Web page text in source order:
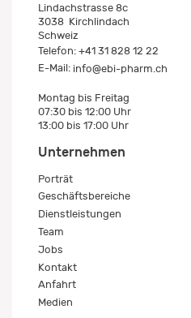
Lindachstrasse 8c
3038 Kirchlindach
Schweiz
Telefon: +41 31 828 12 22
E-Mail: info@ebi-pharm.ch
Montag bis Freitag
07:30 bis 12:00 Uhr
13:00 bis 17:00 Uhr
Unternehmen
Porträt
Geschäftsbereiche
Dienstleistungen
Team
Jobs
Kontakt
Anfahrt
Medien